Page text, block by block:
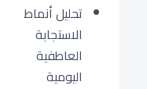
تحليل أنماط
الاستجابة
العاطفية
اليومية